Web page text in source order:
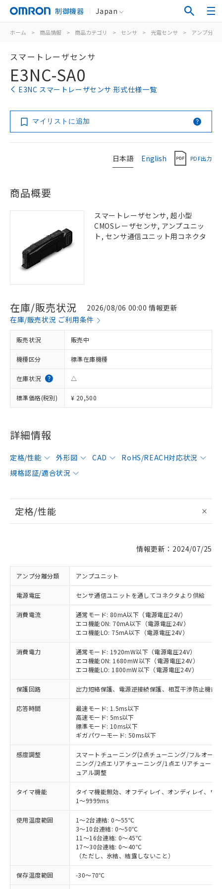
制御機器 Japan
ホーム > 商品情報 > 商品カテゴリ > センサ > 光電センサ > アンプ分離
スマートレーザセンサ
E3NC-SA0
E3NC スマートレーザセンサ 形式仕様一覧
マイリストに追加
日本語 English PDF出力
商品概要
スマートレーザセンサ, 超小型
CMOSレーザセンサ, アンプユニッ
ト, センサ通信ユニット用コネクタ
在庫/販売状況
2026/08/06 00:00 情報更新
在庫/販売状況 ご利用条件
販売状況 販売中
機種区分 標準在庫機種
在庫状況 △
標準価格(税別) ¥ 20,500
詳細情報
定格/性能 外形図 CAD
RoHS/REACH対応状況
規格認証/適合状況
定格/性能
情報更新：2024/07/25
アンプ分離分類 アンプユニット
電源電圧 センサ通信ユニットを通してコネクタより供給
消費電流
通常モード: 80mA以下（電源電圧24V）
エコ機能ON: 70mA以下（電源電圧24V）
エコ機能LO: 75mA以下（電源電圧24V）
消費電力
通常モード: 1920mW以下（電源電圧24V）
エコ機能ON: 1680mW以下（電源電圧24V）
エコ機能LO: 1800mW以下（電源電圧24V）
保護回路 出力短絡保護、電源逆接続保護、相互干渉防止機能
応答時間
最速モード: 1.5ms以下
高速モード: 5ms以下
標準モード: 10ms以下
ギガパワーモード: 50ms以下
感度調整
スマートチューニング(2点チューニング/フルオー
ニング/2点エリアチューニング/1点エリアチューニ
ュアル調整
タイマ機能
タイマ機能無効、オフディレイ、オンディレイ、ワ
1～9999ms
使用温度範囲
1～2台連結: 0～55℃
3～10台連結: 0～50℃
11～16台連結: 0～45℃
17～30台連結: 0～40℃
（ただし、氷結、結露しないこと）
保存温度範囲 -30～70℃
ご利用条件
以下の条件をお読みいただき、同意のうえ
※1 対応状況
対応済み：EU RoHS指令（10物質）の
非含有に対応した製品が提供可能な商品で
対応予定：EU RoHS指令（10物質）の非含
有に対応した製品に切り替える予定のある
商品です。
対応予定なし：EU RoHS指令（10物質）の